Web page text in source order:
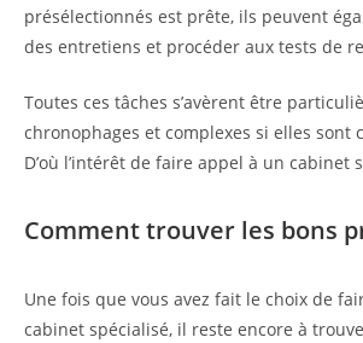
présélectionnés est prête, ils peuvent
des entretiens et procéder aux tests de
Toutes ces tâches s’avèrent être
chronophages et complexes si elles sont
D’où l’intérêt de faire appel à un cabinet
Comment trouver les bons
Une fois que vous avez fait le choix de
cabinet spécialisé, il reste encore à